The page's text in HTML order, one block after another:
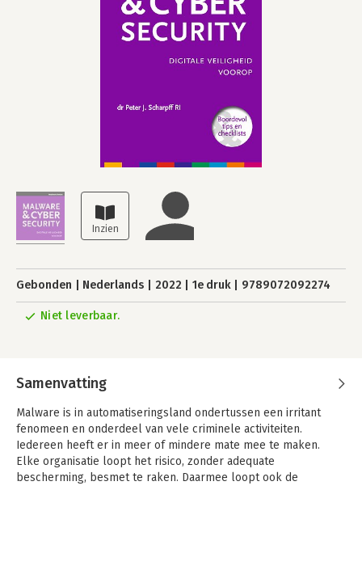
Gebonden Nederlands 2022 1e druk 9789072092274
Niet leverbaar.
Samenvatting
Malware is in automatiseringsland ondertussen een irritant
fenomeen en onderdeel van vele criminele activiteiten.
Iedereen heeft er in meer of mindere mate mee te maken.
Elke organisatie loopt het risico, zonder adequate
bescherming, besmet te raken. Daarmee loopt ook de